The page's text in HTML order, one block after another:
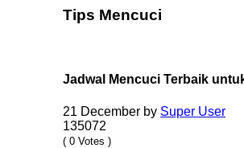
Tips Mencuci
Jadwal Mencuci Terbaik
21 December by Super User
135072
( 0 Votes )